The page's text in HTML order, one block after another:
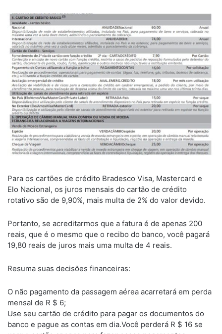
Para os cartões de crédito Bradesco Visa, Mastercard e
Elo Nacional, os juros mensais do cartão de crédito
rotativo são de 9,90%, mais multa de 2% do valor devido.
Portanto, se acreditarmos que a fatura é de apenas 200
reais, que é o mesmo que o recibo do banco, você pagará
19,80 reais de juros mais uma multa de 4 reais.
Resuma suas decisões financeiras:
O não pagamento da passagem aérea acarretará em perda
mensal de R $ 6;
Use seu cartão de crédito para pagar os documentos do
banco e pague as contas em dia.Você perderá R $ 16 se